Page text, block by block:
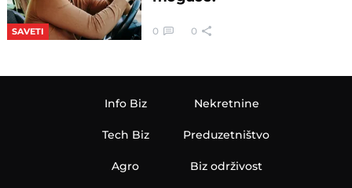
SAVETI 0 0
Info Biz
Tech Biz
Agro
Nekretnine
Preduzetništvo
Biz održivost